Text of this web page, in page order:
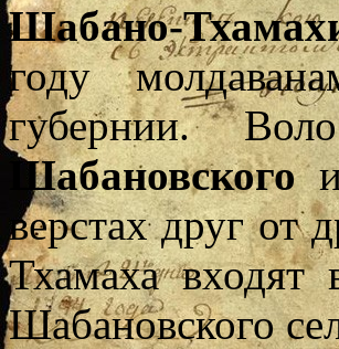
Шабано-
году
губернии.
Шабановского
верстах друг от
Тхамаха входят
Шабановского